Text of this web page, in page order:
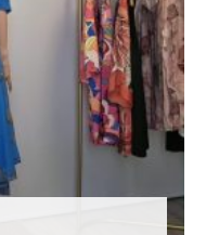
Seçenekler
sayfasından
seçilebilir